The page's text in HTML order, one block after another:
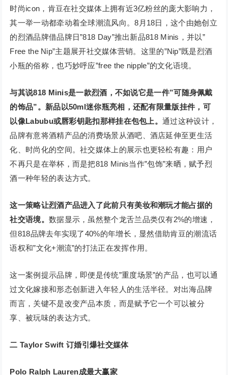
时尚icon，肯豆在社交媒体上拥有近3亿粉丝的庞大影响力，
其一举一动都牵动着全球潮流风向。8月18日，这个由她创立
的烈酒品牌借品牌日”818 Day”推出新品818 Minis，并以”
Free the Nip”主题展开社交媒体营销。这里的”Nip”既是烈酒
小瓶的俗称，也巧妙呼应”free the nipple”的文化语境。
与其说818 Minis是一款烈酒，不如说它是一件”可随身佩戴
的饰品”。新品以50ml迷你瓶亮相，还配有限量版挂件， 可
以像Labubu或唇彩钥匙扣那样挂在包包上。通过这种设计，
品牌有意将酒精产品的消费场景从酒吧、酒店延伸至更生活
化、时尚化的空间。社交媒体上的展示也更轻松有趣：用户
不再只是在举杯，而是把818 Minis当作”包饰”来晒，赋予烈
酒一种年轻的表达方式。
这一策略让烈酒产品进入了此前只有美妆和潮玩才能占据的
社交语境。 数据显示，虽然整个龙舌兰品类仅有2%的增速，
但818品牌去年实现了40%的年增长，显然借助肯豆的潮流话
语权和”文化+潮流”的打法正在发挥作用。
这一案例提示品牌，即便是传统”重度场景”的产品，也可以通
过文化嫁接和形态创新进入年轻人的生活半径。对出海品牌
而言，关键不是改变产品本质，而是赋予它一个可以被分
享、被玩味的表达方式。
二 Taylor Swift 订婚引爆社交媒体
Polo Ralph Lauren成最大赢家